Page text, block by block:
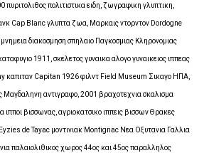
πολιτιστικα ειδη, ζωγραφικη γλυπτικη,
Cap Blanc γλυπτα ζωα, Μαρκαις ντορντον Dordogne
διακοσμηση σπηλαιο Παγκοσμιας Κληρονομιας
1911, σκελετος γυναικα αλογο γυναικειος ιππεας
καπιταν Capitan 1926 φιλντ Field Museum Σικαγο ΗΠΑ,
Μαγδαληνη αντιγραφο, 2001 βραχοτεχνια σκαλισμα
βισσωνας, αγριοκατσικο ιππεις βισσων Θρακες
de Tayac μοντινιακ Montignac Νεα Οξυτανια Γαλλια
παλαιολιθικος χωρος 44ος και 45ος παραλληλος